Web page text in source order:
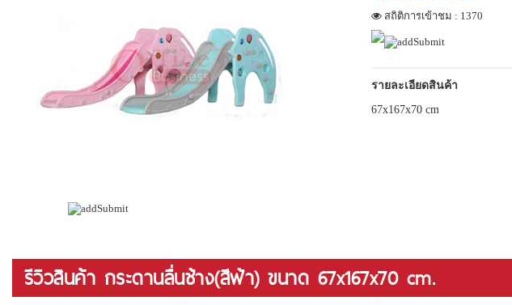
สถิติการเข้าชม : 1370
รายละเอียดสินค้า
67x167x70 cm
รีวิวสินค้า กระดานลื่นช้าง(สีฟ้า) ขนาด 67x167x70 cm.